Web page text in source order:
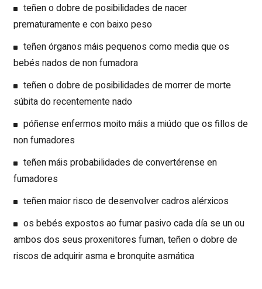
teñen o dobre de posibilidades de nacer
prematuramente e con baixo peso
teñen órganos máis pequenos como media que os
bebés nados de non fumadora
teñen o dobre de posibilidades de morrer de morte
súbita do recentemente nado
póñense enfermos moito máis a miúdo que os fillos de
non fumadores
teñen máis probabilidades de convertérense en
fumadores
teñen maior risco de desenvolver cadros alérxicos
os bebés expostos ao fumar pasivo cada día se un ou
ambos dos seus proxenitores fuman, teñen o dobre de
riscos de adquirir asma e bronquite asmática